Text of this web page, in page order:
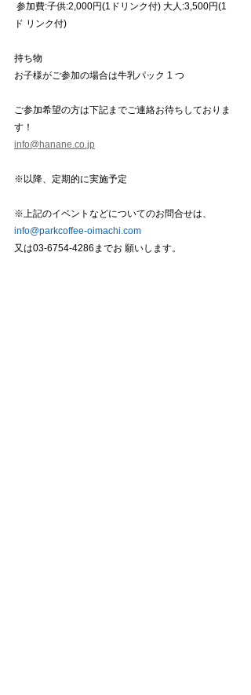
ド リンク付)
持ち物
お子様がご参加の場合は牛乳パック 1 つ
ご参加希望の方は下記までご連絡お待ちしておりま
す！
info@hanane.co.jp
※以降、定期的に実施予定
※上記のイベントなどについてのお問合せは、
info@parkcoffee-oimachi.com
又は03-6754-4286までお 願いします。